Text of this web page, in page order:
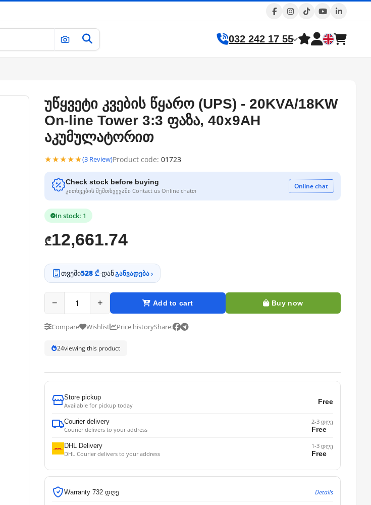
032 242 17 55
უწყვეტი კვების წყარო (UPS) - 20KVA/18KW
On-line Tower 3:3 ფაზა, 40x9AH
აკუმულატორით
★★★★★(3 Review)Product code: 01723
Check stock before buying
კითხვების შემთხვევაში Contact us Online chatთ
Online chat
In stock: 1
₾12,661.74
თვეში528 ₾-დანგანვადება ›
− + Add to cart Buy now
Compare Wishlist Price historyShare:
24viewing this product
Store pickup
Available for pickup today
Free
Courier delivery
Courier delivers to your address
2-3 დღე
Free
DHL Delivery
DHL Courier delivers to your address
1-3 დღე
Free
Warranty 732 დღე Details